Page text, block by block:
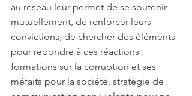
au réseau leur permet de se soutenir
mutuellement, de renforcer leurs
convictions, de chercher des éléments
pour répondre à ces réactions :
formations sur la corruption et ses
méfaits pour la société, stratégie de